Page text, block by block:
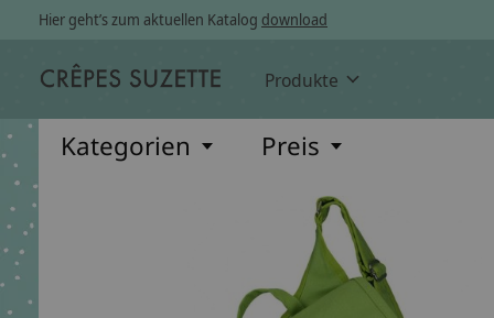
Hier geht’s zum aktuellen Katalog download
Produkte
Kategorien Preis